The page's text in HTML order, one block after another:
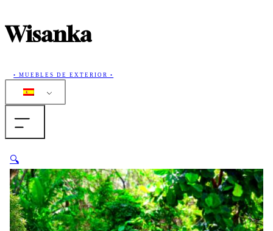
Wisanka
• MUEBLES DE EXTERIOR •
Casa
Productos
🔍